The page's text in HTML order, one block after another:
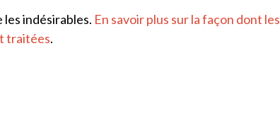
indésirables. En savoir plus sur la façon dont les
traitées.